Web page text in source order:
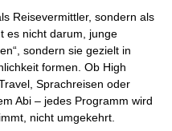
Reisevermittler, sondern als
es nicht darum, junge
sondern sie gezielt in
formen. Ob High
Sprachreisen oder
Abi – jedes Programm wird
nicht umgekehrt.